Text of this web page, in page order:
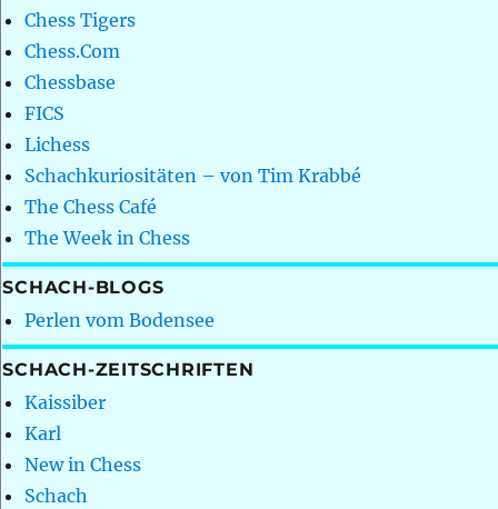
Chess Tigers
Chess.Com
Chessbase
FICS
Lichess
Schachkuriositäten – von Tim Krabbé
The Chess Café
The Week in Chess
SCHACH-BLOGS
Perlen vom Bodensee
SCHACH-ZEITSCHRIFTEN
Kaissiber
Karl
New in Chess
Schach